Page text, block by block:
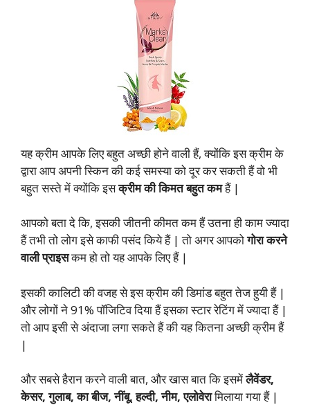
यह क्रीम आपके लिए बहुत अच्छी होने वाली हैं, क्योंकि इस क्रीम के
द्वारा आप अपनी स्किन की कई समस्या को दूर कर सकती हैं वो भी
बहुत सस्ते में क्योंकि इसक्रीम की किमत बहुत कमहैं |
आपको बता दे कि, इसकी जीतनी कीमत कम हैं उतना ही काम ज्यादा
हैं तभी तो लोग इसे काफी पसंद किये हैं | तो अगर आपकोगोरा करने
वाली प्राइसकम हो तो यह आपके लिए हैं |
इसकी कालिटी की वजह से इस क्रीम की डिमांड बहुत तेज हुयी हैं |
और लोगों ने 91% पॉजिटिव दिया हैं इसका स्टार रेटिंग में ज्यादा हैं |
तो आप इसी से अंदाजा लगा सकते हैं की यह कितना अच्छी क्रीम हैं
|
और सबसे हैरान करने वाली बात, और खास बात कि इसमेंलैवेंडर,
केसर, गुलाब, का बीज, नींबू, हल्दी, नीम, एलोवेरामिलाया गया हैं |